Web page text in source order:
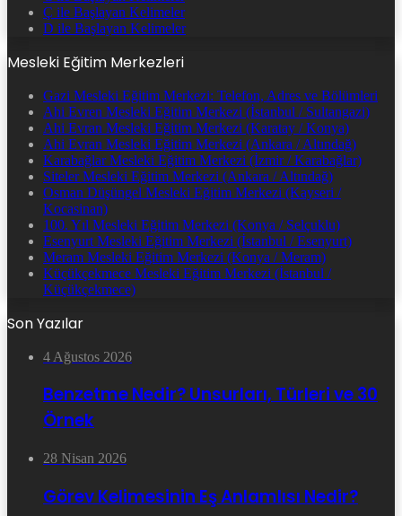
Ç ile Başlayan Kelimeler
D ile Başlayan Kelimeler
Mesleki Eğitim Merkezleri
Gazi Mesleki Eğitim Merkezi: Telefon, Adres ve Bölümleri
Ahi Evren Mesleki Eğitim Merkezi (İstanbul / Sultangazi)
Ahi Evran Mesleki Eğitim Merkezi (Karatay / Konya)
Ahi Evran Mesleki Eğitim Merkezi (Ankara / Altındağ)
Karabağlar Mesleki Eğitim Merkezi (İzmir / Karabağlar)
Siteler Mesleki Eğitim Merkezi (Ankara / Altındağ)
Osman Düşüngel Mesleki Eğitim Merkezi (Kayseri /
Kocasinan)
100. Yıl Mesleki Eğitim Merkezi (Konya / Selçuklu)
Esenyurt Mesleki Eğitim Merkezi (İstanbul / Esenyurt)
Meram Mesleki Eğitim Merkezi (Konya / Meram)
Küçükçekmece Mesleki Eğitim Merkezi (İstanbul /
Küçükçekmece)
Son Yazılar
4 Ağustos 2026
Benzetme Nedir? Unsurları, Türleri ve 30
Örnek
28 Nisan 2026
Görev Kelimesinin Eş Anlamlısı Nedir?